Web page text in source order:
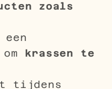
zoals
een
om krassen te
tijdens